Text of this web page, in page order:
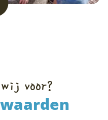
voor?